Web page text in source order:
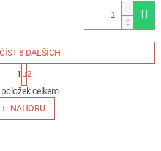
O
v
l
á
8 DALŠÍCH
S
t
r
á
n
k
v
1
2
celkem
NAHORU